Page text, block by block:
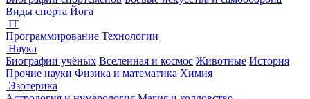
Виды спорта Йога
IT
Программирование Технологии
Наука
Биографии учёных Вселенная и космос Животные История
Прочие науки Физика и математика Химия
Эзотерика